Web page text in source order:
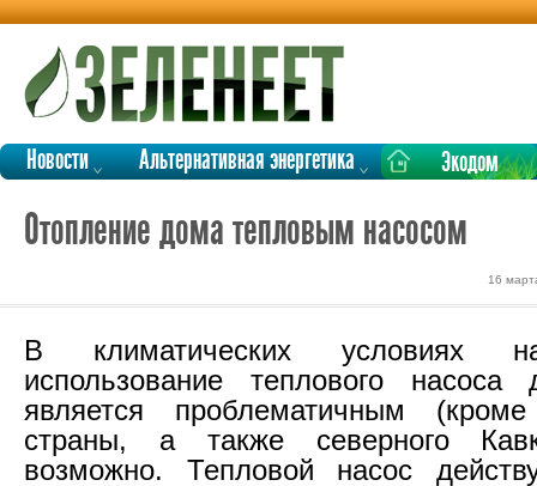
Новости Альтернативная энергетика Экодом
Отопление дома тепловым насосом
16
В климатических условиях
использование теплового насоса
является проблематичным
страны, а также северного
возможно. Тепловой насос